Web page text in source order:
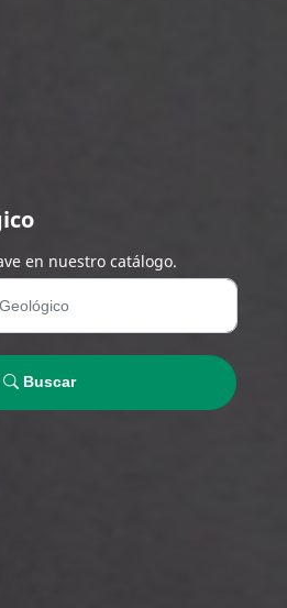
en nuestro catálogo.
Buscar